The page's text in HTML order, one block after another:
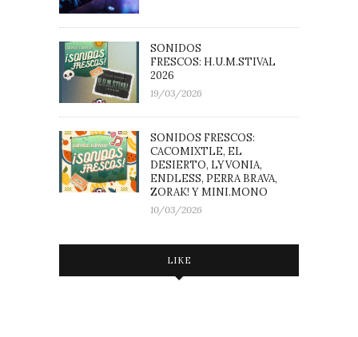
SONIDOS
FRESCOS: H.U.M.STIVAL
2026
19/03/2026
SONIDOS FRESCOS:
CACOMIXTLE, EL
DESIERTO, LYVONIA,
ENDLESS, PERRA BRAVA,
ZORAK! Y MINI.MONO
10/03/2026
LIKE